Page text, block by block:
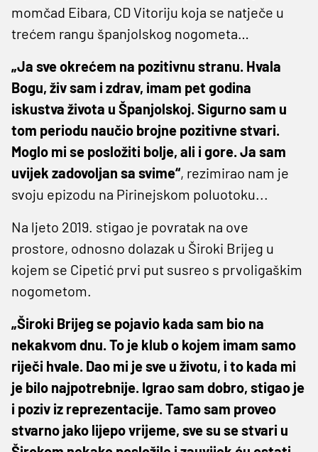
momčad Eibara, CD Vitoriju koja se natječe u
trećem rangu španjolskog nogometa…
„Ja sve okrećem na pozitivnu stranu. Hvala
Bogu, živ sam i zdrav, imam pet godina
iskustva života u Španjolskoj. Sigurno sam u
tom periodu naučio brojne pozitivne stvari.
Moglo mi se posložiti bolje, ali i gore. Ja sam
uvijek zadovoljan sa svime“, rezimirao nam je
svoju epizodu na Pirinejskom poluotoku...
Na ljeto 2019. stigao je povratak na ove
prostore, odnosno dolazak u Široki Brijeg u
kojem se Cipetić prvi put susreo s prvoligaškim
nogometom.
„Široki Brijeg se pojavio kada sam bio na
nekakvom dnu. To je klub o kojem imam samo
riječi hvale. Dao mi je sve u životu, i to kada mi
je bilo najpotrebnije. Igrao sam dobro, stigao je
i poziv iz reprezentacije. Tamo sam proveo
stvarno jako lijepo vrijeme, sve su se stvari u